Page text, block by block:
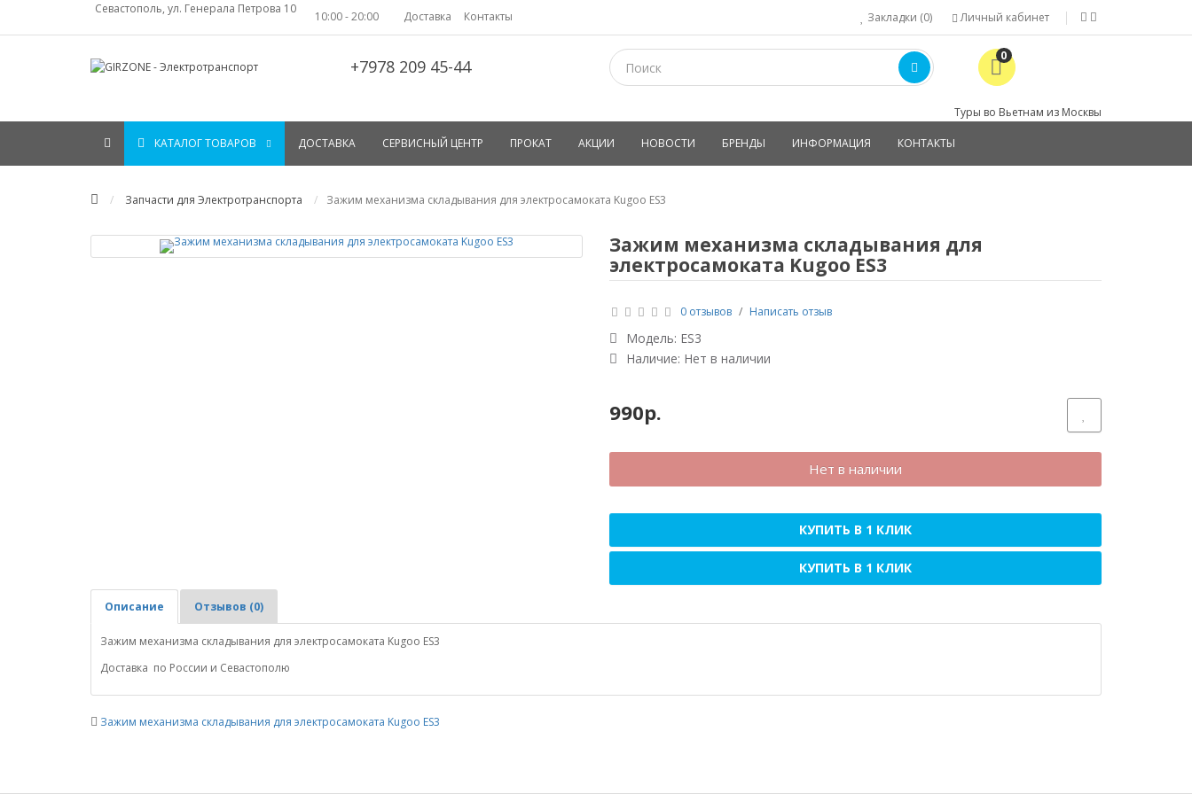
Севастополь, ул. Генерала Петрова 10
10:00 - 20:00 Доставка Контакты Личный кабинет
Закладки (0)
+7978 209 45-44 0
Туры во Вьетнам из Москвы
КАТАЛОГ ТОВАРОВ ДОСТАВКА СЕРВИСНЫЙ ЦЕНТР ПРОКАТ АКЦИИ НОВОСТИ БРЕНДЫ ИНФОРМАЦИЯ КОНТАКТЫ
Запчасти для Электротранспорта Зажим механизма складывания для электросамоката Kugoo ES3
Зажим механизма складывания для
электросамоката Kugoo ES3
0 отзывов / Написать отзыв
Модель: ES3
Наличие: Нет в наличии
990р.
Нет в наличии
КУПИТЬ В 1 КЛИК
КУПИТЬ В 1 КЛИК
Описание Отзывов (0)
Зажим механизма складывания для электросамоката Kugoo ES3
Доставка по России и Севастополю
Зажим механизма складывания для электросамоката Kugoo ES3